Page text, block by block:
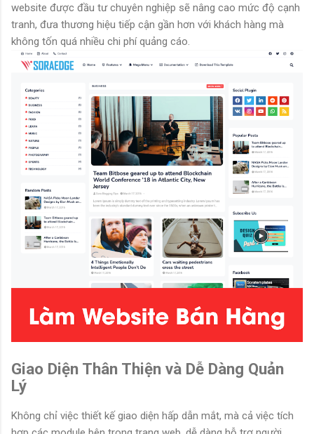
website được đầu tư chuyên nghiệp sẽ nâng cao mức độ cạnh
tranh, đưa thương hiệu tiếp cận gần hơn với khách hàng mà
không tốn quá nhiều chi phí quảng cáo.
Giao Diện Thân Thiện và Dễ Dàng Quản
Lý
Không chỉ việc thiết kế giao diện hấp dẫn mắt, mà cả việc tích